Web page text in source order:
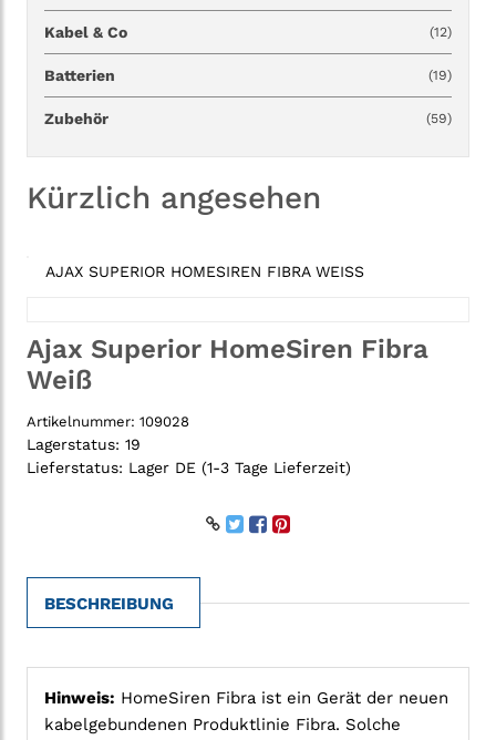
Kabel & Co (12)
Batterien (19)
Zubehör (59)
Kürzlich angesehen
AJAX SUPERIOR HOMESIREN FIBRA WEISS
Ajax Superior HomeSiren Fibra
Weiß
Artikelnummer: 109028
Lagerstatus: 19
Lieferstatus: Lager DE (1-3 Tage Lieferzeit)
BESCHREIBUNG
Hinweis: HomeSiren Fibra ist ein Gerät der neuen
kabelgebundenen Produktlinie Fibra. Solche